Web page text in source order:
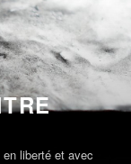
liberté et avec